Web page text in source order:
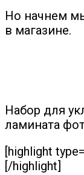
Но начнем
в магазине.
Набор для
ламината
[highlight
[/highlight]